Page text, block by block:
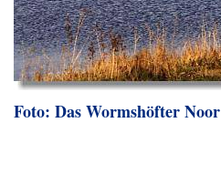
Foto: Das Wormshöfter Noor